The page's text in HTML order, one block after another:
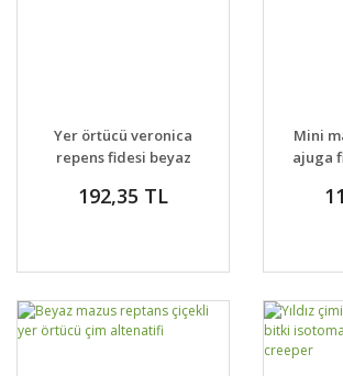
Yer örtücü veronica
repens fidesi beyaz
192,35 TL
Mini
ajuga